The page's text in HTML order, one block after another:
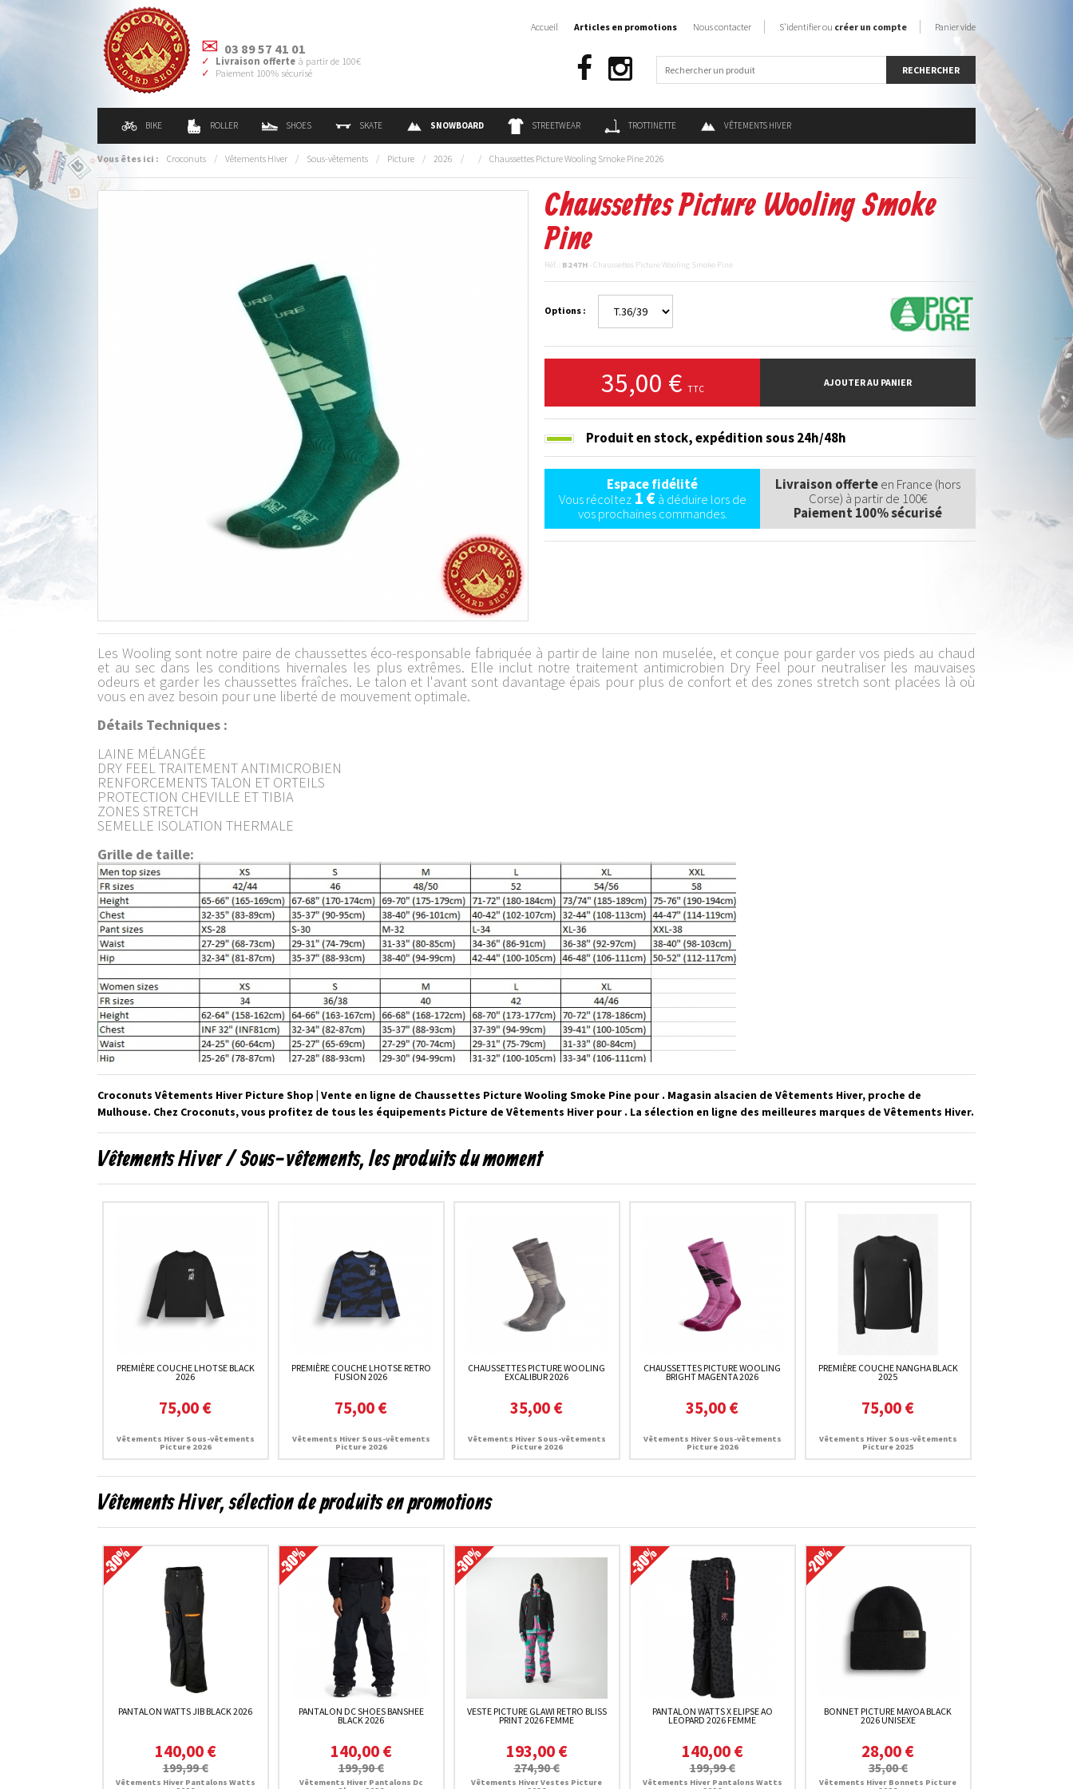
03 89 57 41 01
Livraison offerte à partir de 100€
Paiement 100% sécurisé
BIKE ROLLER SHOES SKATE SNOWBOARD STREETWEAR TROTTINETTE VÊTEMENTS HIVER
Accueil Articles en promotions Nous contacter S'identifier ou créer un compte Panier vide
Vous êtes ici : Croconuts / Vêtements Hiver / Sous-vêtements / Picture / 2026 / / Chaussettes Picture Wooling Smoke Pine 2026
Chaussettes Picture Wooling Smoke
Pine
Réf. : B247H - Chaussettes Picture Wooling Smoke Pine
Options :
35,00 € TTC
AJOUTER AU PANIER
Produit en stock,expédition sous 24h/48h
Espace fidélité
Vous récoltez 1 €à déduire lors de
vos prochaines commandes.
Livraison offerteen France (hors
Corse) à partir de 100€
Paiement 100% sécurisé
Les Wooling sont notre paire de chaussettes éco-responsable fabriquée à partir de laine non muselée, et conçue pour garder vos pieds au chaud
et au sec dans les conditions hivernales les plus extrêmes. Elle inclut notre traitement antimicrobien Dry Feel pour neutraliser les mauvaises
odeurs et garder les chaussettes fraîches. Le talon et l'avant sont davantage épais pour plus de confort et des zones stretch sont placées là où
vous en avez besoin pour une liberté de mouvement optimale.
Détails Techniques :
LAINE MÉLANGÉE
DRY FEEL TRAITEMENT ANTIMICROBIEN
RENFORCEMENTS TALON ET ORTEILS
PROTECTION CHEVILLE ET TIBIA
ZONES STRETCH
SEMELLE ISOLATION THERMALE
Grille de taille:
Croconuts Vêtements Hiver Picture Shop | Vente en ligne de Chaussettes Picture Wooling Smoke Pine pour . Magasin alsacien de Vêtements Hiver, proche de
Mulhouse. Chez Croconuts, vous profitez de tous les équipements Picture de Vêtements Hiver pour . La sélection en ligne des meilleures marques de Vêtements Hiver.
Vêtements Hiver / Sous-vêtements, les produits du moment
PREMIÈRE COUCHE LHOTSE BLACK
2026
75,00 €
Vêtements Hiver Sous-vêtements
Picture 2026
PREMIÈRE COUCHE LHOTSE RETRO
FUSION 2026
75,00 €
Vêtements Hiver Sous-vêtements
Picture 2026
CHAUSSETTES PICTURE WOOLING
EXCALIBUR 2026
35,00 €
Vêtements Hiver Sous-vêtements
Picture 2026
CHAUSSETTES PICTURE WOOLING
BRIGHT MAGENTA 2026
35,00 €
Vêtements Hiver Sous-vêtements
Picture 2026
PREMIÈRE COUCHE NANGHA BLACK
2025
75,00 €
Vêtements Hiver Sous-vêtements
Picture 2025
Vêtements Hiver, sélection de produits en promotions
PANTALON WATTS JIB BLACK 2026
140,00 €
199,99 €
Vêtements Hiver Pantalons Watts
PANTALON DC SHOES BANSHEE
BLACK 2026
140,00 €
199,90 €
Vêtements Hiver Pantalons Dc
VESTE PICTURE GLAWI RETRO BLISS
PRINT 2026 FEMME
193,00 €
274,90 €
Vêtements Hiver Vestes Picture
PANTALON WATTS X ELIPSE AO
LEOPARD 2026 FEMME
140,00 €
199,99 €
Vêtements Hiver Pantalons Watts
BONNET PICTURE MAYOA BLACK
2026 UNISEXE
28,00 €
35,00 €
Vêtements Hiver Bonnets Picture